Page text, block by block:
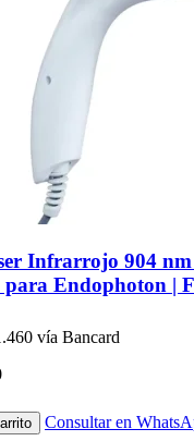
Infrarrojo 904
para Endophoton |
vía Bancard
Consultar en